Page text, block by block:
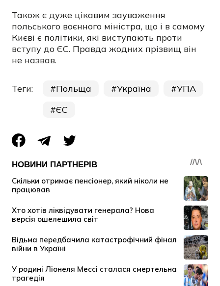
Також є дуже цікавим зауваження
польського воєнного міністра, що і в самому
Києві є політики, які виступають проти
вступу до ЄС. Правда жодних прізвищ він
не назвав.
Теги: Польща Україна
УПА
ЄС